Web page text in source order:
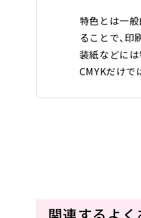
特色とは一
ることで、
装紙などに
CMYKだけ